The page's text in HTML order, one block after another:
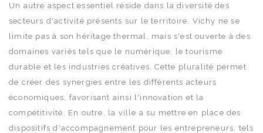
Un autre aspect essentiel réside dans la diversité des
secteurs d'activité présents sur le territoire. Vichy ne se
limite pas à son héritage thermal, mais s'est ouverte à des
domaines variés tels que le numérique, le tourisme
durable et les industries créatives. Cette pluralité permet
de créer des synergies entre les différents acteurs
économiques, favorisant ainsi l'innovation et la
compétitivité. En outre, la ville a su mettre en place des
dispositifs d'accompagnement pour les entrepreneurs, tels